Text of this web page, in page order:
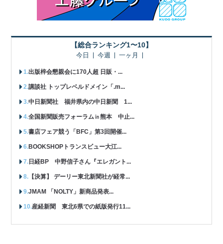
【総合ランキング1〜10】
今日 今週 一ヶ月
出版梓会懇親会に170人超 日販・...
講談社 トップレベルドメイン「.m...
中日新聞社 福井県内の中日新聞 1...
全国新聞販売フォーラム㏌熊本 中止...
書店フェア競う「BFC」第3回開催...
BOOKSHOPトランスビュー大江...
日経BP 中野信子さん『エレガント...
【決算】 デーリー東北新聞社が経常...
JMAM 「NOLTY」新商品発表...
産経新聞 東北6県での紙版発行11...